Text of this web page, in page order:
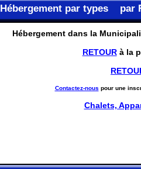
Hébergement par types par
Hébergement dans la
RETOURà la
Contactez-nous pour une
Chalets,